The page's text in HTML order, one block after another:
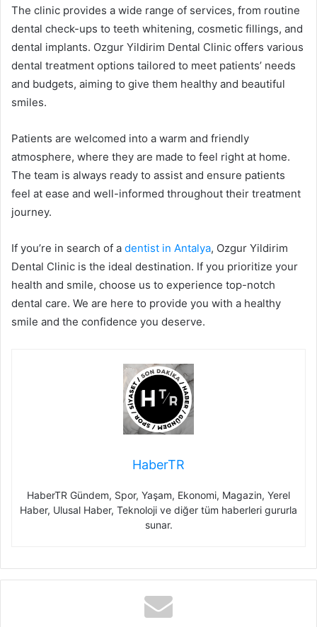
The clinic provides a wide range of services, from routine
dental check-ups to teeth whitening, cosmetic fillings, and
dental implants. Ozgur Yildirim Dental Clinic offers various
dental treatment options tailored to meet patients’ needs
and budgets, aiming to give them healthy and beautiful
smiles.
Patients are welcomed into a warm and friendly
atmosphere, where they are made to feel right at home.
The team is always ready to assist and ensure patients
feel at ease and well-informed throughout their treatment
journey.
If you’re in search of a dentist in Antalya, Ozgur Yildirim
Dental Clinic is the ideal destination. If you prioritize your
health and smile, choose us to experience top-notch
dental care. We are here to provide you with a healthy
smile and the confidence you deserve.
HaberTR
HaberTR Gündem, Spor, Yaşam, Ekonomi, Magazin, Yerel
Haber, Ulusal Haber, Teknoloji ve diğer tüm haberleri gururla
sunar.